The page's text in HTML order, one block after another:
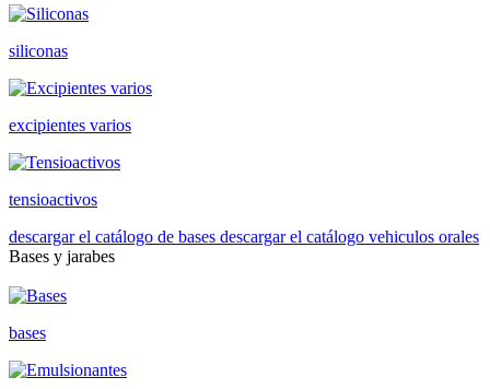
siliconas
excipientes varios
tensioactivos
descargar el catálogo de bases descargar el catálogo vehiculos orales
Bases y jarabes
bases